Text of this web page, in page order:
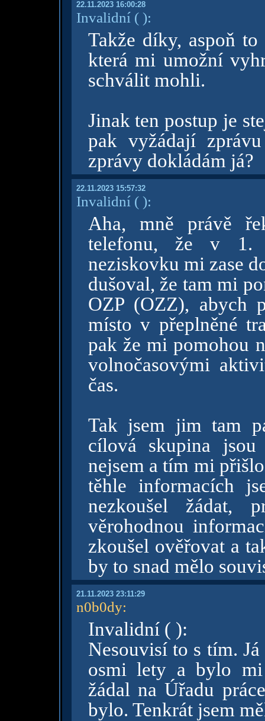
22.11.2023 16:00:28
Invalidní( ):
Takže díky, aspoň
která mi umožní
schválit mohli.
Jinak ten postup je
pak vyžádají
zprávy dokládám já?
22.11.2023 15:57:32
Invalidní( ):
Aha, mně právě
telefonu, že v 1.
neziskovku mi zase
dušoval, že tam mi
OZP (OZZ), abych
místo v přeplněné
pak že mi pomohou
volnočasovými
čas.
Tak jsem jim tam
cílová skupina
nejsem a tím mi
těhle informacích
nezkoušel žádat,
věrohodnou
zkoušel ověřovat a
by to snad mělo
21.11.2023 23:11:29
n0b0dy:
Invalidní ( ):
Nesouvisí to s tím.
osmi lety a bylo mi
žádal na Úřadu
bylo. Tenkrát jsem